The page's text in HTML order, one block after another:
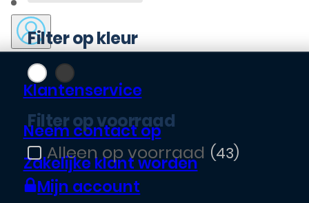
Klantenservice
Neem contact op
Zakelijke klant worden
Mijn account
Filter op kleur
Filter op kleur
Wit(20)
Zwart(24)
Filter op voorraad
Filter op voorraad (43)